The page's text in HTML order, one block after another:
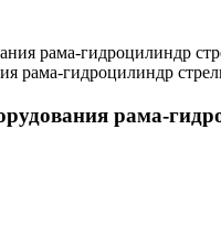
рама-гидроцилиндр
рама-